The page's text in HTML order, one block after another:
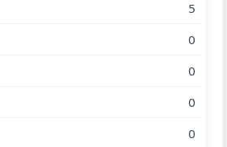
5
0
0
0
0